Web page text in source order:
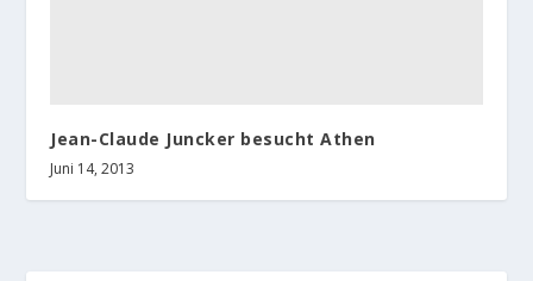
Jean-Claude Juncker besucht Athen
Juni 14, 2013